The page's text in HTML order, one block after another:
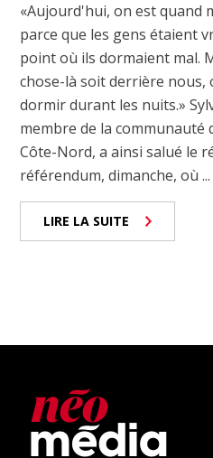
«Aujourd'hui, on est quand
parce que les gens étaient
point où ils dormaient mal.
chose-là soit derrière nous,
dormir durant les nuits.»
membre de la communauté
Côte-Nord, a ainsi salué le
référendum, dimanche, où ...
LIRE LA SUITE